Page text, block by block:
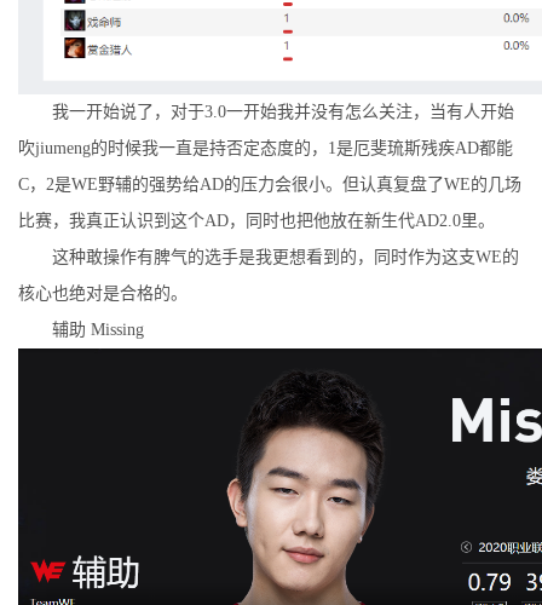
我一开始说了，对于3.0一开始我并没有怎么关注，当有人开始
吹jiumeng的时候我一直是持否定态度的，1是厄斐琉斯残疾AD都能
C，2是WE野辅的强势给AD的压力会很小。但认真复盘了WE的几场
比赛，我真正认识到这个AD，同时也把他放在新生代AD2.0里。
这种敢操作有脾气的选手是我更想看到的，同时作为这支WE的
核心也绝对是合格的。
辅助 Missing